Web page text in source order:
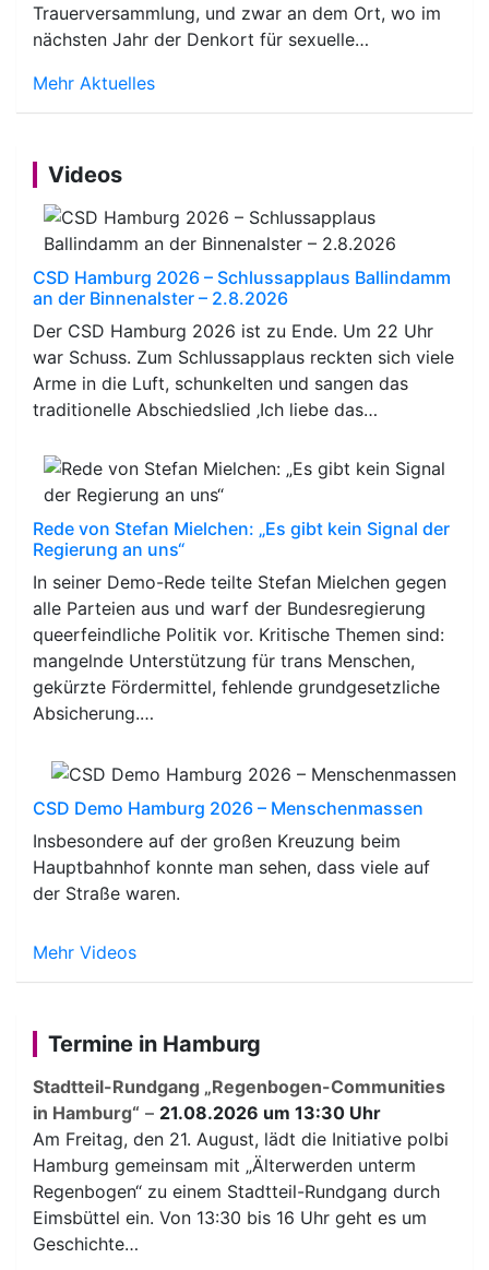
Trauerversammlung, und zwar an dem Ort, wo im
nächsten Jahr der Denkort für sexuelle…
Mehr Aktuelles
Videos
CSD Hamburg 2026 – Schlussapplaus Ballindamm
an der Binnenalster – 2.8.2026
Der CSD Hamburg 2026 ist zu Ende. Um 22 Uhr
war Schuss. Zum Schlussapplaus reckten sich viele
Arme in die Luft, schunkelten und sangen das
traditionelle Abschiedslied ‚Ich liebe das…
Rede von Stefan Mielchen: „Es gibt kein Signal der
Regierung an uns“
In seiner Demo-Rede teilte Stefan Mielchen gegen
alle Parteien aus und warf der Bundesregierung
queerfeindliche Politik vor. Kritische Themen sind:
mangelnde Unterstützung für trans Menschen,
gekürzte Fördermittel, fehlende grundgesetzliche
Absicherung.…
CSD Demo Hamburg 2026 – Menschenmassen
Insbesondere auf der großen Kreuzung beim
Hauptbahnhof konnte man sehen, dass viele auf
der Straße waren.
Mehr Videos
Termine in Hamburg
Stadtteil-Rundgang „Regenbogen-Communities
in Hamburg“ – 21.08.2026 um 13:30 Uhr
Am Freitag, den 21. August, lädt die Initiative polbi
Hamburg gemeinsam mit „Älterwerden unterm
Regenbogen“ zu einem Stadtteil-Rundgang durch
Eimsbüttel ein. Von 13:30 bis 16 Uhr geht es um
Geschichte…